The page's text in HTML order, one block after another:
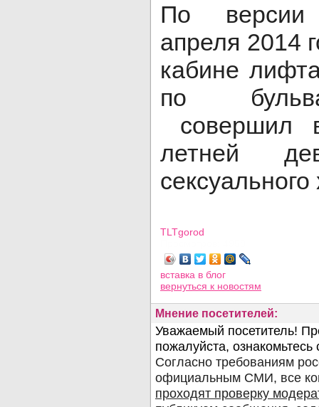
По версии
апреля 2014
кабине
по
совершил
летней
TLTgorod
вставка в блог
вернуться к новостям
Мнение посетителей: